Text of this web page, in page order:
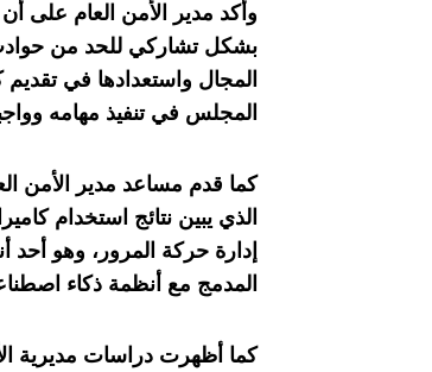
وأكد مدير الأمن العام على
بشكل تشاركي للحد من حوادث
المجال واستعدادها في تقديم
المجلس في تنفيذ مهامه
كما قدم مساعد مدير الأمن
إدارة حركة المرور، وهو أحد
المدمج مع أنظمة ذكاء
كما أظهرت دراسات مديرية